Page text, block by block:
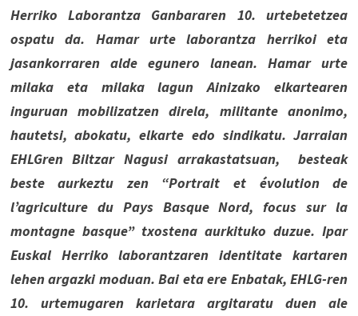
Herriko Laborantza Ganbararen 10. urtebetetzea
ospatu da. Hamar urte laborantza herrikoi eta
jasankorraren alde egunero lanean. Hamar urte
milaka eta milaka lagun Ainizako elkartearen
inguruan mobilizatzen direla, militante anonimo,
hautetsi, abokatu, elkarte edo sindikatu. Jarraian
EHLGren Biltzar Nagusi arrakastatsuan, besteak
beste aurkeztu zen “Portrait et évolution de
l’agriculture du Pays Basque Nord, focus sur la
montagne basque” txostena aurkituko duzue. Ipar
Euskal Herriko laborantzaren identitate kartaren
lehen argazki moduan. Bai eta ere Enbatak, EHLG-ren
10. urtemugaren karietara argitaratu duen ale